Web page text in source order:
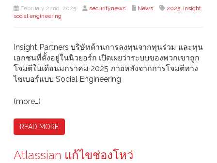
February 22nd, 2025 securitynews News 2025, Insight,
social engineering
Insight Partners บริษัทด้านการลงทุนจากทุนร่วม และทุน
เอกชนที่ตั้งอยู่ในนิวยอร์ก เปิดเผยว่าระบบของพวกเขาถูก
โจมตีในเดือนมกราคม 2025 ภายหลังจากการโจมตีทาง
ไซเบอร์แบบ Social Engineering
(more…)
READ MORE
Atlassian แก้ไขช่องโหว่